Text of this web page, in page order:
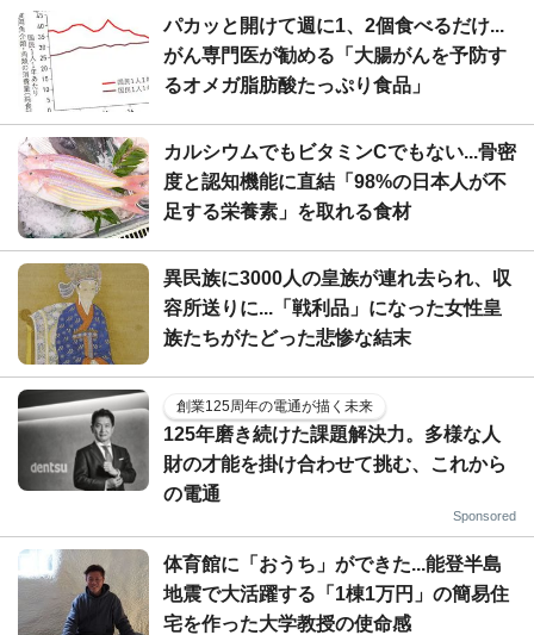
パカッと開けて週に1、2個食べるだけ...
がん専門医が勧める「大腸がんを予防す
るオメガ脂肪酸たっぷり食品」
カルシウムでもビタミンCでもない...骨密
度と認知機能に直結「98%の日本人が不
足する栄養素」を取れる食材
異民族に3000人の皇族が連れ去られ、収
容所送りに...「戦利品」になった女性皇
族たちがたどった悲惨な結末
創業125周年の電通が描く未来
125年磨き続けた課題解決力。多様な人
財の才能を掛け合わせて挑む、これから
の電通
Sponsored
体育館に「おうち」ができた...能登半島
地震で大活躍する「1棟1万円」の簡易住
宅を作った大学教授の使命感